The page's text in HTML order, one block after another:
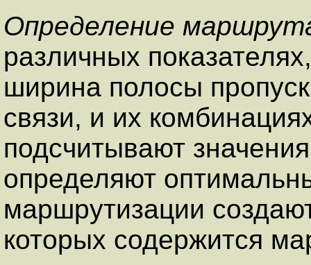
Определение
различных
ширина полосы
связи, и их
подсчитывают
определяют
маршрутизации
которых содержится